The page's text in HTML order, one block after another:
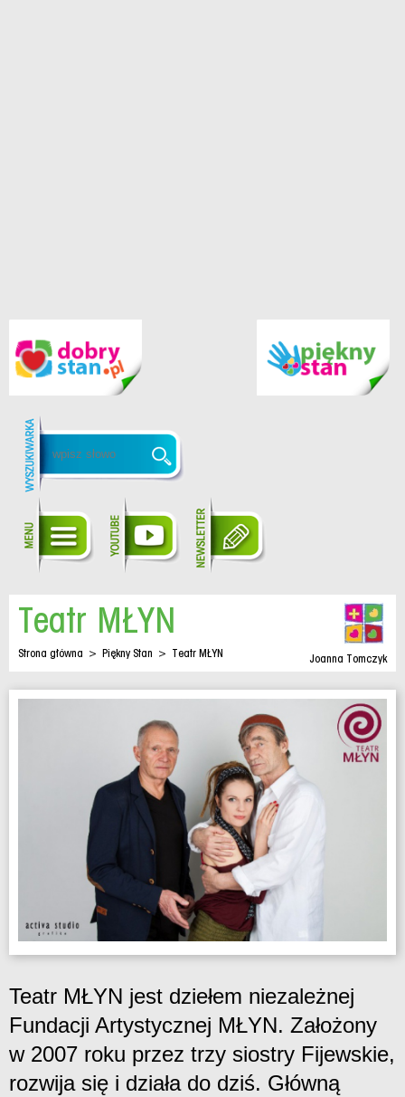
Joanna Tomczyk
Teatr MŁYN
Strona główna > Piękny Stan > Teatr MŁYN
Teatr MŁYN jest dziełem niezależnej
Fundacji Artystycznej MŁYN. Założony
w 2007 roku przez trzy siostry Fijewskie,
rozwija się i działa do dziś. Główną